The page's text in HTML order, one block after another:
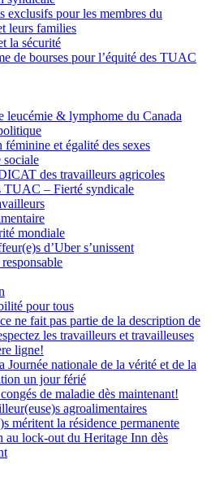
exclusifs pour les membres du
leurs families
la sécurité
de bourses pour l’équité des TUAC
leucémie & lymphome du Canada
et égalité des sexes
sociale
des travailleurs agricoles
TUAC – Fierté syndicale
mondiale
d’Uber s’unissent
pour tous
ne fait pas partie de la description de
les travailleurs et travailleuses
ligne!
Journée nationale de la vérité et de la
un jour férié
de maladie dès maintenant!
agroalimentaires
méritent la résidence permanente
au lock-out du Heritage Inn dès